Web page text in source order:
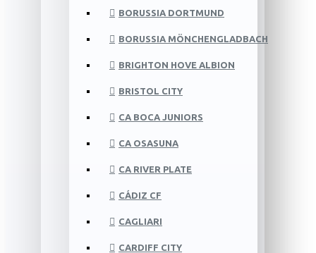
BORUSSIA DORTMUND
BORUSSIA MÖNCHENGLADBACH
BRIGHTON HOVE ALBION
BRISTOL CITY
CA BOCA JUNIORS
CA OSASUNA
CA RIVER PLATE
CÁDIZ CF
CAGLIARI
CARDIFF CITY